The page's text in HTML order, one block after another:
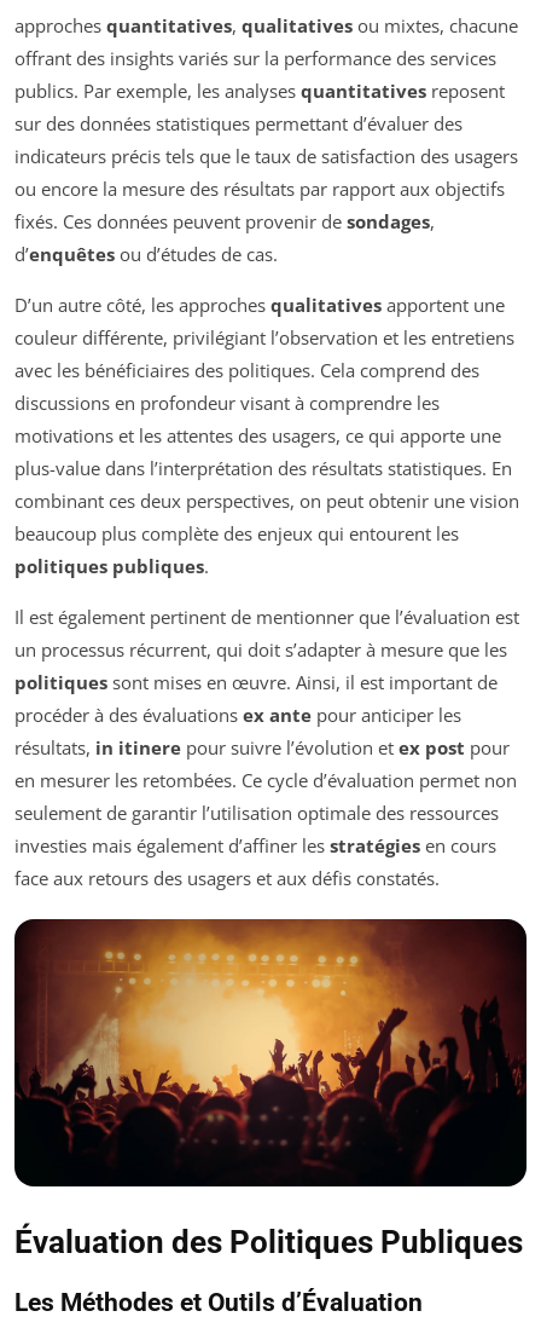
approches quantitatives, qualitatives ou mixtes, chacune
offrant des insights variés sur la performance des services
publics. Par exemple, les analyses quantitatives reposent
sur des données statistiques permettant d’évaluer des
indicateurs précis tels que le taux de satisfaction des usagers
ou encore la mesure des résultats par rapport aux objectifs
fixés. Ces données peuvent provenir de sondages,
d’enquêtes ou d’études de cas.
D’un autre côté, les approches qualitatives apportent une
couleur différente, privilégiant l’observation et les entretiens
avec les bénéficiaires des politiques. Cela comprend des
discussions en profondeur visant à comprendre les
motivations et les attentes des usagers, ce qui apporte une
plus-value dans l’interprétation des résultats statistiques. En
combinant ces deux perspectives, on peut obtenir une vision
beaucoup plus complète des enjeux qui entourent les
politiques publiques.
Il est également pertinent de mentionner que l’évaluation est
un processus récurrent, qui doit s’adapter à mesure que les
politiques sont mises en œuvre. Ainsi, il est important de
procéder à des évaluations ex ante pour anticiper les
résultats, in itinere pour suivre l’évolution et ex post pour
en mesurer les retombées. Ce cycle d’évaluation permet non
seulement de garantir l’utilisation optimale des ressources
investies mais également d’affiner les stratégies en cours
face aux retours des usagers et aux défis constatés.
Évaluation des Politiques Publiques
Les Méthodes et Outils d’Évaluation